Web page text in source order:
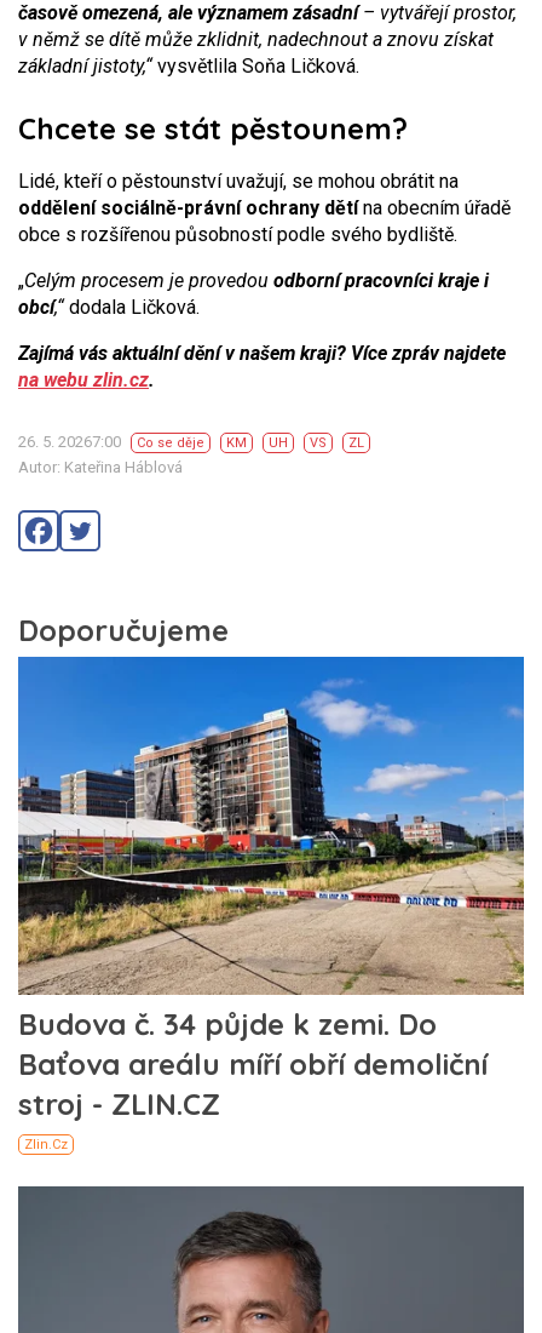
časově omezená, ale významem zásadní– vytvářejí prostor,
v němž se dítě může zklidnit, nadechnout a znovu získat
základní jistoty,“vysvětlila Soňa Ličková.
Chcete se stát pěstounem?
Lidé, kteří o pěstounství uvažují, se mohou obrátit na
oddělení sociálně-právní ochrany dětína obecním úřadě
obce s rozšířenou působností podle svého bydliště.
„Celým procesem je provedou odborní pracovníci kraje i
obcí,“dodala Ličková.
Zajímá vás aktuální dění v našem kraji? Více zpráv najdete
na webu zlin.cz.
26. 5. 20267:00 Co se děje KM UH VS ZL
Autor: Kateřina Háblová